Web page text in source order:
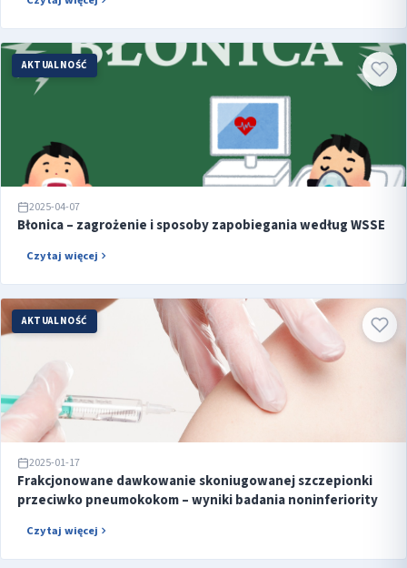
AKTUALNOŚĆ
2025-04-07
Błonica – zagrożenie i sposoby zapobiegania według WSSE
Czytaj więcej
AKTUALNOŚĆ
2025-01-17
Frakcjonowane dawkowanie skoniugowanej szczepionki
przeciwko pneumokokom – wyniki badania noninferiority
Czytaj więcej